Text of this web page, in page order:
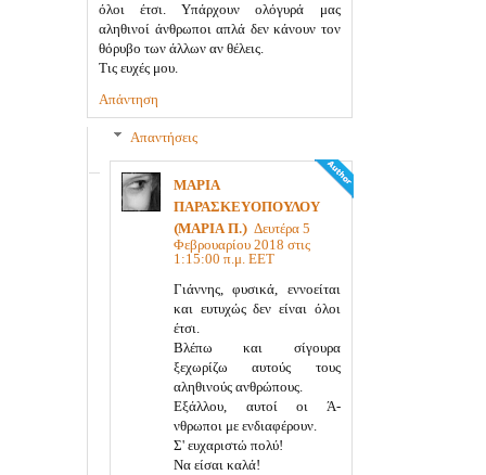
όλοι έτσι. Υπάρχουν ολόγυρά μας
αληθινοί άνθρωποι απλά δεν κάνουν τον
θόρυβο των άλλων αν θέλεις.
Τις ευχές μου.
Απάντηση
Απαντήσεις
ΜΑΡΙΑ
ΠΑΡΑΣΚΕΥΟΠΟΥΛΟΥ
(ΜΑΡΙΑ Π.) Δευτέρα 5
Φεβρουαρίου 2018 στις
1:15:00 π.μ. EET
Γιάννης, φυσικά, εννοείται
και ευτυχώς δεν είναι όλοι
έτσι.
Βλέπω και σίγουρα
ξεχωρίζω αυτούς τους
αληθινούς ανθρώπους.
Εξάλλου, αυτοί οι Ά-
νθρωποι με ενδιαφέρουν.
Σ' ευχαριστώ πολύ!
Να είσαι καλά!